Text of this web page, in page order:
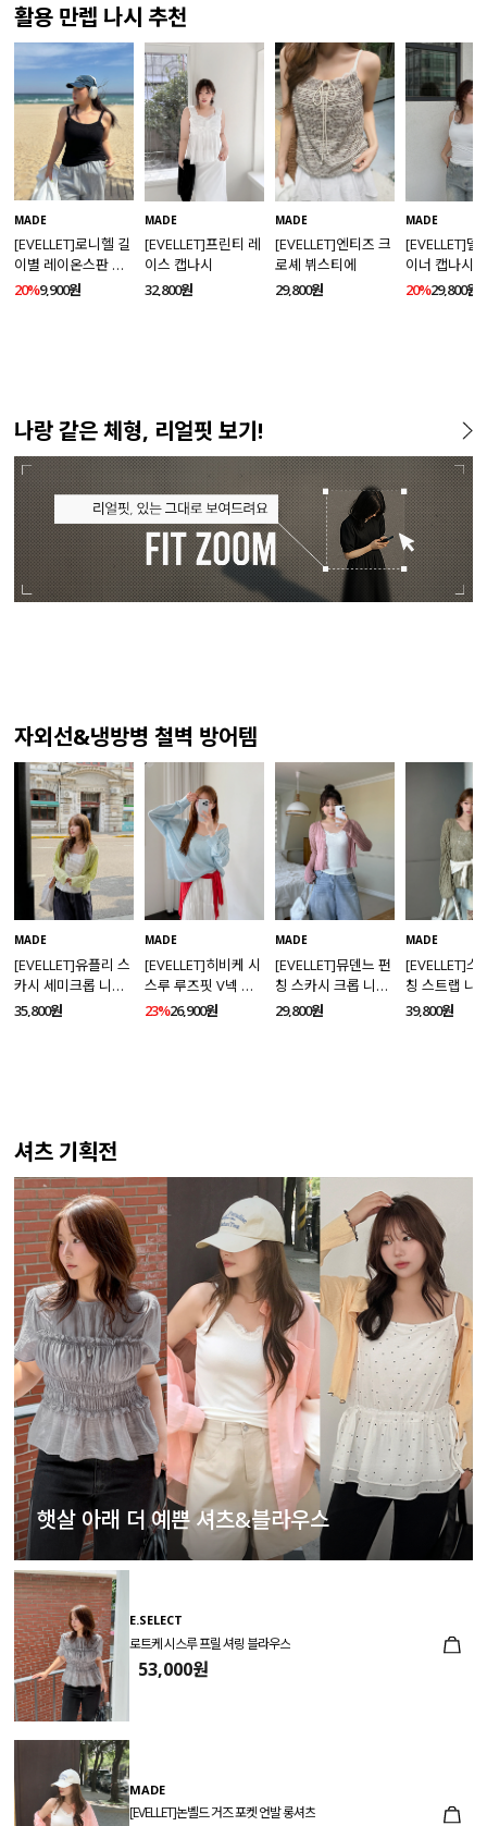
활용 만렙 나시 추천
MADE
[EVELLET]로니헬 길
이별 레이온스판 끈
나시
20%9,900원
MADE
[EVELLET]프린티 레
이스 캡나시
32,800원
MADE
[EVELLET]엔티즈 크
로셰 뷔스티에
29,800원
MADE
[EVELLET]델
이너 캡나시
20%29,800원
나랑 같은 체형, 리얼핏 보기!
자외선&냉방병 철벽 방어템
MADE
[EVELLET]유플리 스
카시 세미크롭 니트
가디건
35,800원
MADE
[EVELLET]히비케 시
스루 루즈핏 V넥 니
트
23%26,900원
MADE
[EVELLET]뮤덴느 펀
칭 스카시 크롭 니트
가디건
29,800원
MADE
[EVELLET]스
칭 스트랩 니
39,800원
셔츠 기획전
햇살 아래 더 예쁜 셔츠&블라우스
E.SELECT
로트케 시스루 프릴 셔링 블라우스
53,000원
MADE
[EVELLET]논벨드 거즈 포켓 언발 롱셔츠